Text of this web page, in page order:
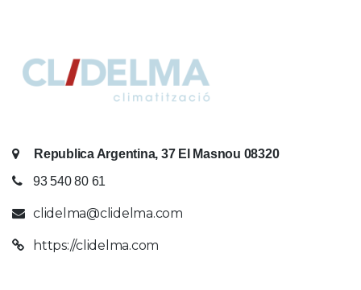
Republica Argentina, 37 El Masnou 08320
93 540 80 61
clidelma@clidelma.com
https://clidelma.com